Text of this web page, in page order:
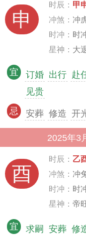
申
时辰： 甲
冲煞： 冲
时冲： 时
星神： 大
宜 订婚 出行 赴
见贵
忌 安葬 修造 开
2025年3
酉
时辰： 乙
冲煞： 冲
时冲： 时
星神： 帝
宜 求嗣 安葬 修